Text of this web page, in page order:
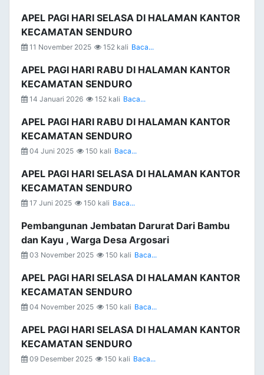
APEL PAGI HARI SELASA DI HALAMAN KANTOR
KECAMATAN SENDURO
11 November 2025 152 kali Baca...
APEL PAGI HARI RABU DI HALAMAN KANTOR
KECAMATAN SENDURO
14 Januari 2026 152 kali Baca...
APEL PAGI HARI RABU DI HALAMAN KANTOR
KECAMATAN SENDURO
04 Juni 2025 150 kali Baca...
APEL PAGI HARI SELASA DI HALAMAN KANTOR
KECAMATAN SENDURO
17 Juni 2025 150 kali Baca...
Pembangunan Jembatan Darurat Dari Bambu
dan Kayu , Warga Desa Argosari
03 November 2025 150 kali Baca...
APEL PAGI HARI SELASA DI HALAMAN KANTOR
KECAMATAN SENDURO
04 November 2025 150 kali Baca...
APEL PAGI HARI SELASA DI HALAMAN KANTOR
KECAMATAN SENDURO
09 Desember 2025 150 kali Baca...